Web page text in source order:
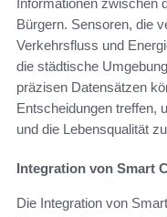
Bürgern. Sensoren, die
Verkehrsfluss und
die städtische
präzisen Datensätzen
Entscheidungen treffen,
und die Lebensqualität
Integration von Smart
Die Integration von